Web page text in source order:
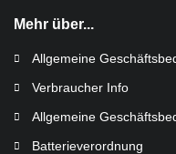
Mehr über...
Allgemeine
Verbraucher Info
Allgemeine
Batterieverordnung